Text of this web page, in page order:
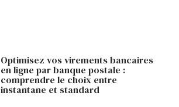
Optimisez vos virements bancaires
en ligne par banque postale :
comprendre le choix entre
instantane et standard